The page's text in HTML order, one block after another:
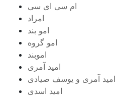
ام سی ای سی
امراد
امو بند
امو گروه
اموبند
امید آمری
امید آمری و یوسف صیادی
امید اسدی